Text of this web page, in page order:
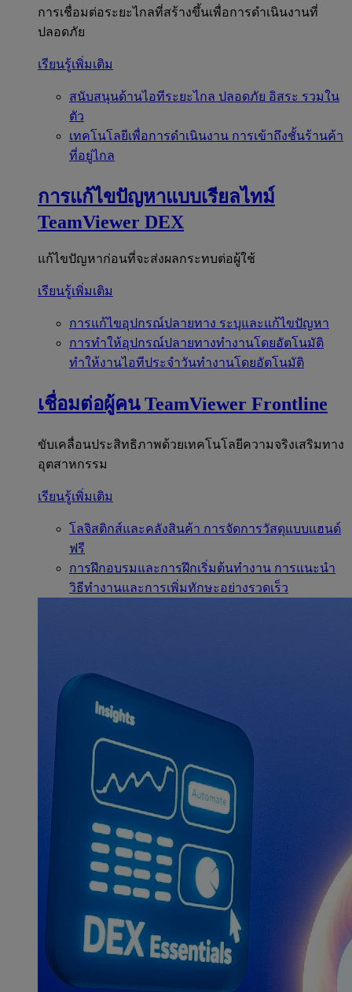
การเชื่อมต่อระยะไกลที่สร้างขึ้นเพื่อการดำเนินงานที่
ปลอดภัย
เรียนรู้เพิ่มเติม
สนับสนุนด้านไอทีระยะไกล ปลอดภัย อิสระ รวมใน
ตัว
เทคโนโลยีเพื่อการดำเนินงาน การเข้าถึงชั้นร้านค้า
ที่อยู่ไกล
การแก้ไขปัญหาแบบเรียลไทม์
TeamViewer DEX
แก้ไขปัญหาก่อนที่จะส่งผลกระทบต่อผู้ใช้
เรียนรู้เพิ่มเติม
การแก้ไขอุปกรณ์ปลายทาง ระบุและแก้ไขปัญหา
การทำให้อุปกรณ์ปลายทางทำงานโดยอัตโนมัติ
ทำให้งานไอทีประจำวันทำงานโดยอัตโนมัติ
เชื่อมต่อผู้คน TeamViewer Frontline
ขับเคลื่อนประสิทธิภาพด้วยเทคโนโลยีความจริงเสริมทาง
อุตสาหกรรม
เรียนรู้เพิ่มเติม
โลจิสติกส์และคลังสินค้า การจัดการวัสดุแบบแฮนด์
ฟรี
การฝึกอบรมและการฝึกเริ่มต้นทำงาน การแนะนำ
วิธีทำงานและการเพิ่มทักษะอย่างรวดเร็ว